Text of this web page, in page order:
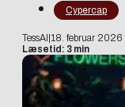
Cypercap
TessAI 18. februar 2026
Læsetid: 3 min